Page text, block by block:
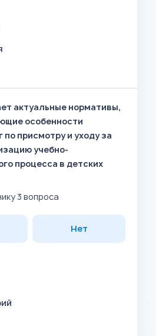
актуальные нормативы,
особенности
по присмотру и уходу за
учебно-
процесса в детских
3 вопроса
Нет